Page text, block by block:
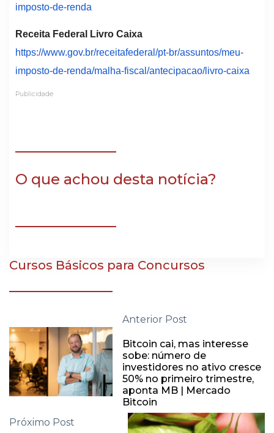
imposto-de-renda
Receita Federal Livro Caixa
https://www.gov.br/receitafederal/pt-br/assuntos/meu-
imposto-de-renda/malha-fiscal/antecipacao/livro-caixa
Publicidade
O que achou desta notícia?
Cursos Básicos para Concursos
Anterior Post
Bitcoin cai, mas interesse
sobe: número de
investidores no ativo cresce
50% no primeiro trimestre,
aponta MB | Mercado
Bitcoin
Próximo Post